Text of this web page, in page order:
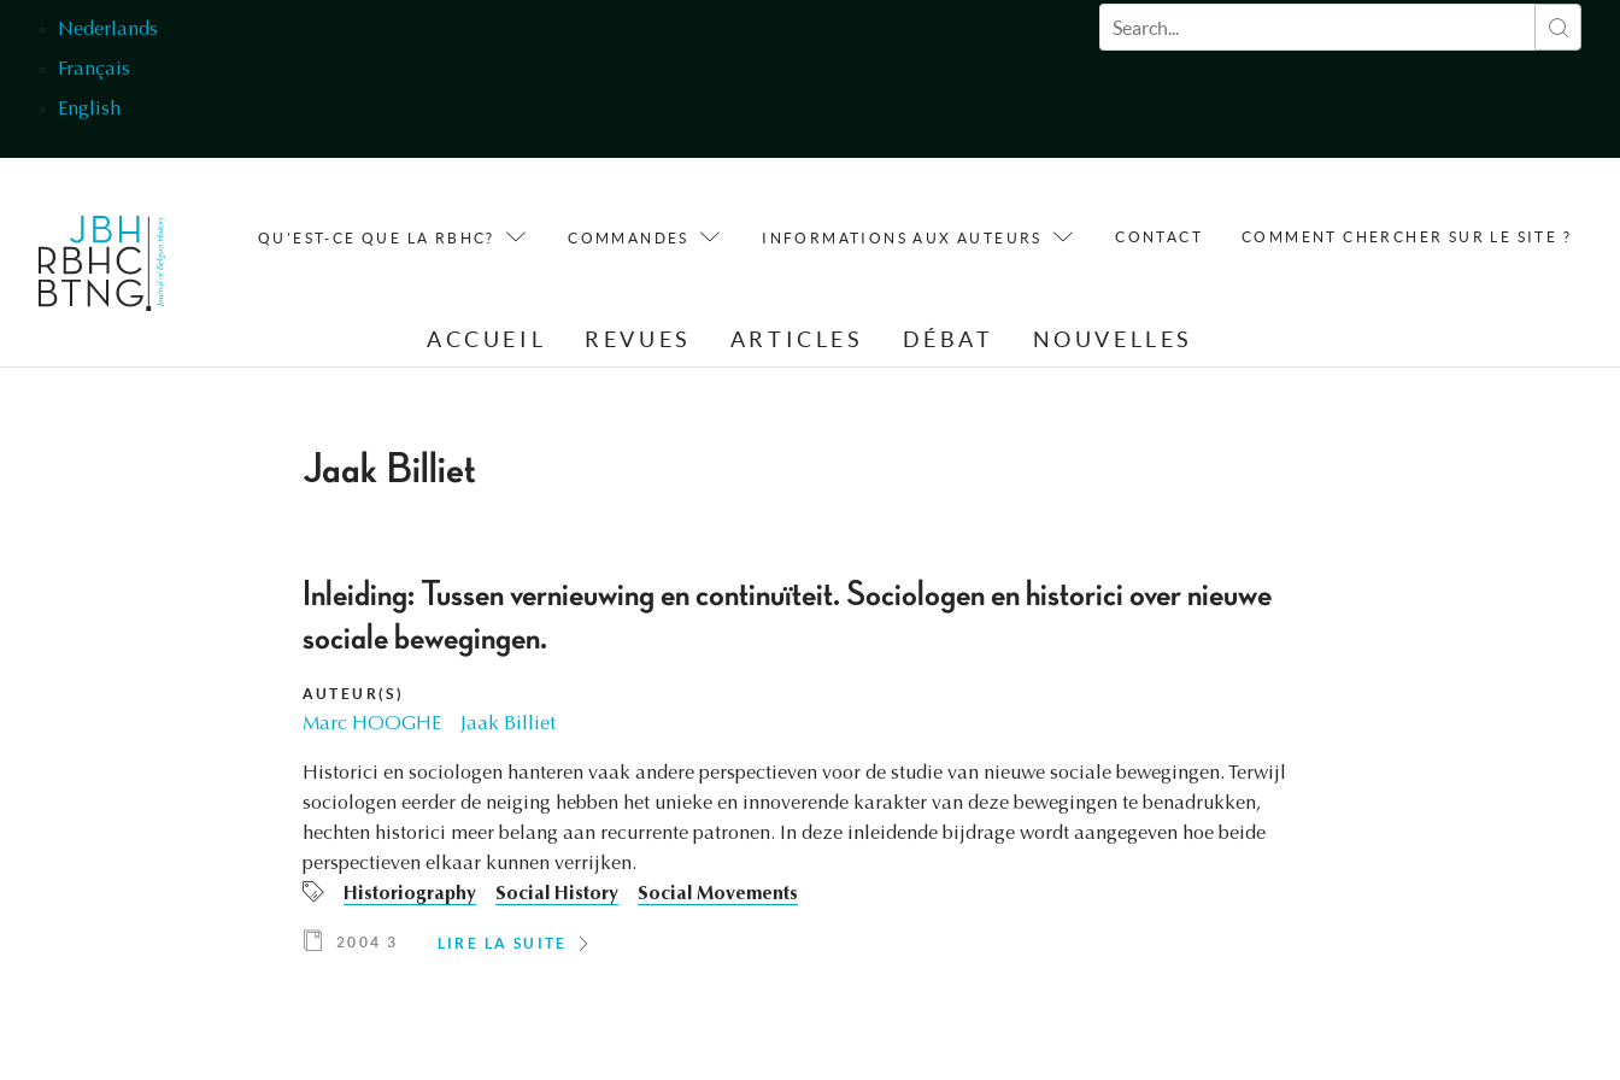
Nederlands
Français
English
Formulaire de recherche
QU'EST-CE QUE LA RBHC? COMMANDES INFORMATIONS AUX AUTEURS CONTACT COMMENT CHERCHER SUR LE SITE ?
ACCUEIL REVUES ARTICLES DÉBAT NOUVELLES
Jaak Billiet
Inleiding: Tussen vernieuwing en continuïteit. Sociologen en historici over nieuwe
sociale bewegingen.
AUTEUR(S)
Marc HOOGHE Jaak Billiet
Historici en sociologen hanteren vaak andere perspectieven voor de studie van nieuwe sociale bewegingen. Terwijl
sociologen eerder de neiging hebben het unieke en innoverende karakter van deze bewegingen te benadrukken,
hechten historici meer belang aan recurrente patronen. In deze inleidende bijdrage wordt aangegeven hoe beide
perspectieven elkaar kunnen verrijken.
Historiography
Social History Social Movements
2004 3 LIRE LA SUITE